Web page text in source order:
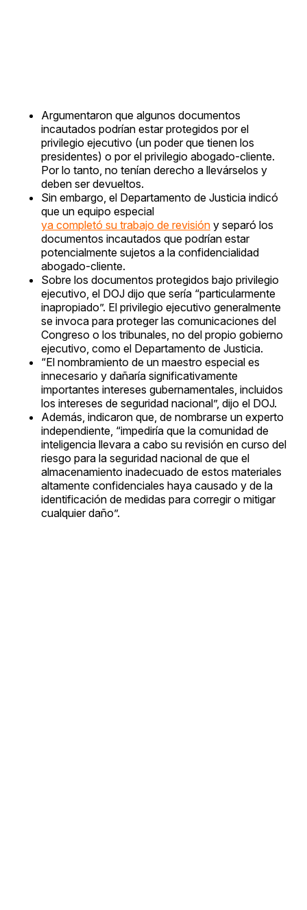
Argumentaron que algunos documentos
incautados podrían estar protegidos por el
privilegio ejecutivo (un poder que tienen los
presidentes) o por el privilegio abogado-cliente.
Por lo tanto, no tenían derecho a llevárselos y
deben ser devueltos.
Sin embargo, el Departamento de Justicia indicó
que un equipo especial
ya completó su trabajo de revisión y separó los
documentos incautados que podrían estar
potencialmente sujetos a la confidencialidad
abogado-cliente.
Sobre los documentos protegidos bajo privilegio
ejecutivo, el DOJ dijo que sería “particularmente
inapropiado”. El privilegio ejecutivo generalmente
se invoca para proteger las comunicaciones del
Congreso o los tribunales, no del propio gobierno
ejecutivo, como el Departamento de Justicia.
“El nombramiento de un maestro especial es
innecesario y dañaría significativamente
importantes intereses gubernamentales, incluidos
los intereses de seguridad nacional”, dijo el DOJ.
Además, indicaron que, de nombrarse un experto
independiente, “impediría que la comunidad de
inteligencia llevara a cabo su revisión en curso del
riesgo para la seguridad nacional de que el
almacenamiento inadecuado de estos materiales
altamente confidenciales haya causado y de la
identificación de medidas para corregir o mitigar
cualquier daño”.